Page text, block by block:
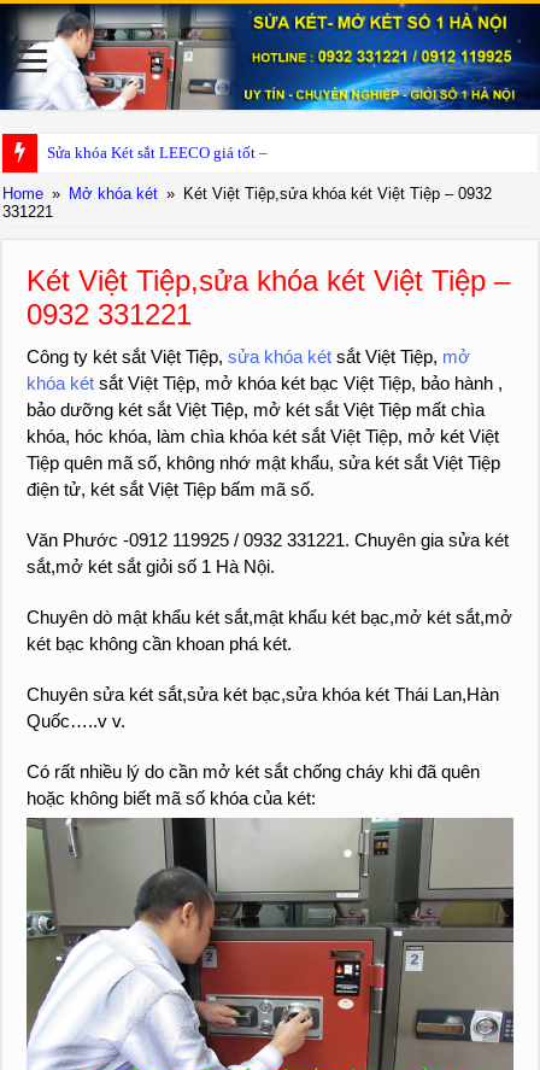
Sửa khóa Két sắt LEECO giá tốt – 0932 331221
Home » Mở khóa két » Két Việt Tiệp,sửa khóa két Việt Tiệp – 0932
331221
Két Việt Tiệp,sửa khóa két Việt Tiệp –
0932 331221
Công ty két sắt Việt Tiệp,sửa khóa kétsắt Việt Tiệp, mở
khóa két sắt Việt Tiệp, mở khóa két bạc Việt Tiệp, bảo hành ,
bảo dưỡng két sắt Việt Tiệp, mở két sắt Việt Tiệp mất chìa
khóa, hóc khóa, làm chìa khóa két sắt Việt Tiệp, mở két Việt
Tiệp quên mã số, không nhớ mật khẩu, sửa két sắt Việt Tiệp
điện tử, két sắt Việt Tiệp bấm mã số.
Văn Phước -0912 119925 / 0932 331221. Chuyên gia sửa két
sắt,mở két sắt giỏi số 1 Hà Nội.
Chuyên dò mật khẩu két sắt,mật khẩu két bạc,mở két sắt,mở
két bạc không cần khoan phá két.
Chuyên sửa két sắt,sửa két bạc,sửa khóa két Thái Lan,Hàn
Quốc…..v v.
Có rất nhiều lý do cần mở két sắt chống cháy khi đã quên
hoặc không biết mã số khóa của két: